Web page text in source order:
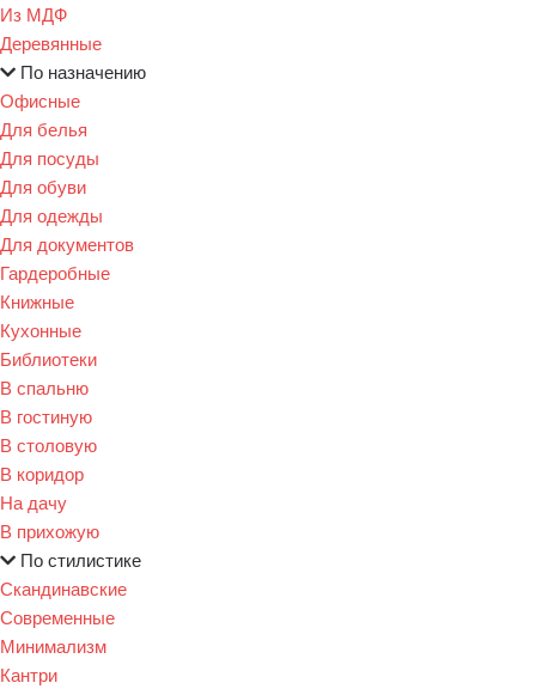
Из МДФ
Деревянные
По назначению
Офисные
Для белья
Для посуды
Для обуви
Для одежды
Для документов
Гардеробные
Книжные
Кухонные
Библиотеки
В спальню
В гостиную
В столовую
В коридор
На дачу
В прихожую
По стилистике
Скандинавские
Современные
Минимализм
Кантри